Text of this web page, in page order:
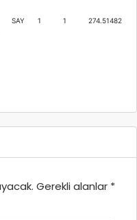
SAY 1 1 274.51482
Gerekli alanlar *